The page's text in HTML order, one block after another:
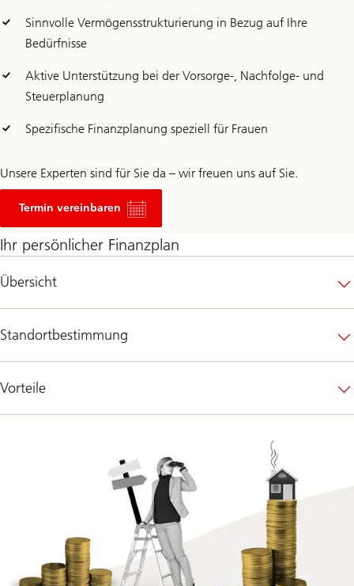
Sinnvolle Vermögensstrukturierung in Bezug auf Ihre
Bedürfnisse
Aktive Unterstützung bei der Vorsorge-, Nachfolge- und
Steuerplanung
Spezifische Finanzplanung speziell für Frauen
Unsere Experten sind für Sie da – wir freuen uns auf Sie.
Termin vereinbaren
Ihr persönlicher Finanzplan
Übersicht
Standortbestimmung
Vorteile